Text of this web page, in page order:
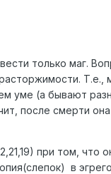
только маг.
Т.е.,
уме (а бывают
после смерти
при том, что
в